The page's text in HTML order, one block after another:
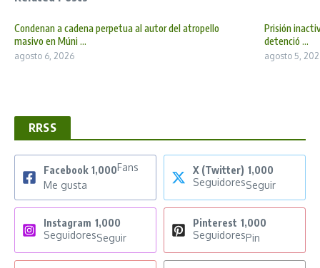
Condenan a cadena perpetua al autor del atropello
masivo en Múni ...
agosto 6, 2026
Prisión
detenció ...
agosto 5,
RRSS
Facebook 1,000Fans
Me gusta
X (Twitter) 1,000
SeguidoresSeguir
Instagram 1,000
SeguidoresSeguir
Pinterest 1,000
SeguidoresPin